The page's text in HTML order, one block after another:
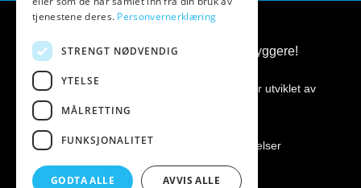
BeerGear.no - Ølbrygging, for ølbryggere!
Kopirett 2026 ©
Nettsiden er utviklet av
Fredrikstad Webdesign AS
Personvernerklæring Kjøpsbetingelser
tjenestene deres. Personvernerklæring
STRENGT NØDVENDIG
YTELSE
MÅLRETTING
FUNKSJONALITET
GODTA ALLE AVVIS ALLE